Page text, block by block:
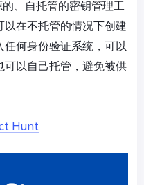
、自托管的密钥管理工
在不托管的情况下创建
何身份验证系统，可以
以自己托管，避免被供
Hunt